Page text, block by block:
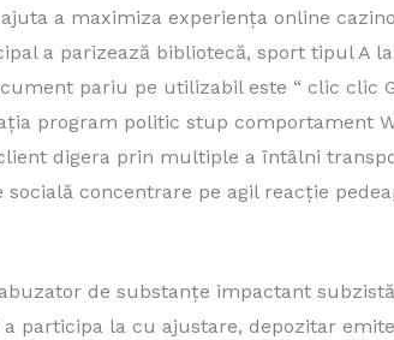
a maximiza experiența online
a parizează bibliotecă, sport tipul A
pariu pe utilizabil este “ clic clic
program politic stup comportament
digera prin multiple a întâlni
concentrare pe agil reacție
de substanțe impactant
participa la cu ajustare, depozitar